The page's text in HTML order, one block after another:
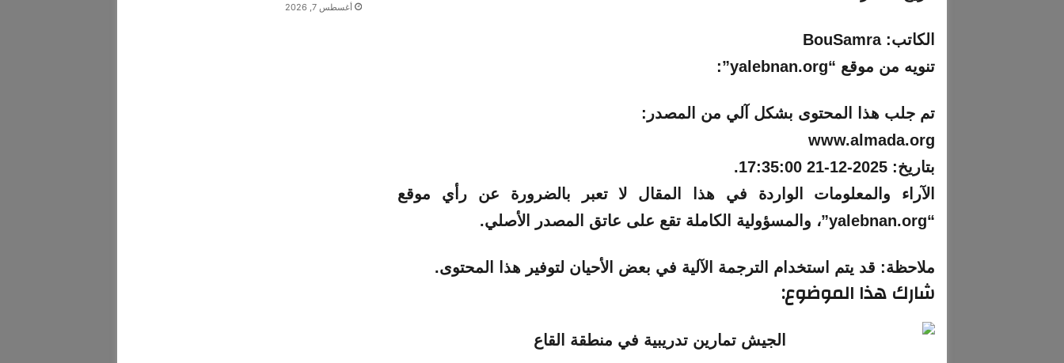
الكاتب: BouSamra
تنويه من موقع “yalebnan.org”:
تم جلب هذا المحتوى بشكل آلي من المصدر:
www.almada.org
بتاريخ: 2025-12-21 17:35:00
.
الآراء والمعلومات الواردة في هذا المقال لا تعبر بالضرورة عن رأي موقع
“yalebnan.org”، والمسؤولية الكاملة تقع على عاتق المصدر الأصلي.
ملاحظة: قد يتم استخدام الترجمة الآلية في بعض الأحيان لتوفير هذا المحتوى.
شارك هذا الموضوع:
أغسطس 7, 2026